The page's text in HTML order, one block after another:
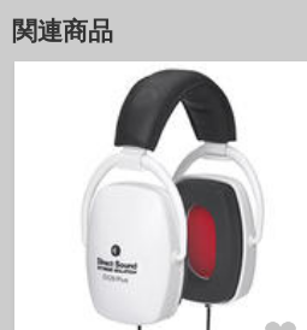
関連商品